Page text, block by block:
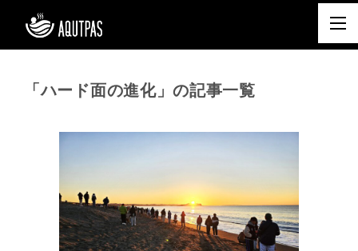
「ハード面の進化」の記事一覧